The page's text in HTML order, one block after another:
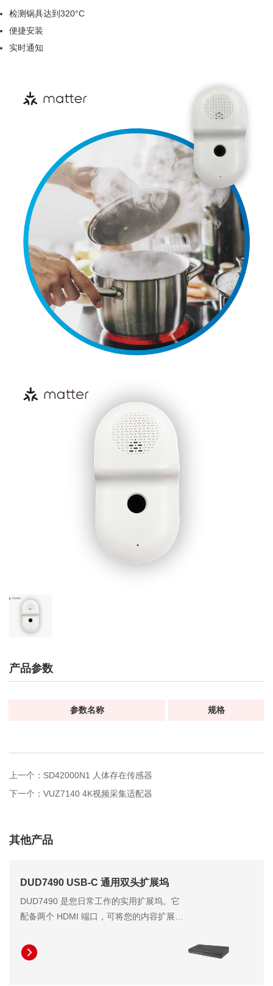
检测锅具达到320°C
便捷安装
实时通知
产品参数
参数名称 规格
上一个：SD42000N1 人体存在传感器
下一个：VUZ7140 4K视频采集适配器
其他产品
DUD7490 USB-C 通用双头扩展坞
DUD7490 是您日常工作的实用扩展坞。它
配备两个 HDMI 端口，可将您的内容扩展至
分辨率显示器。它同时提供高达 96W 的笔
记本电脑充电功率，无需笨重的笔记本电脑